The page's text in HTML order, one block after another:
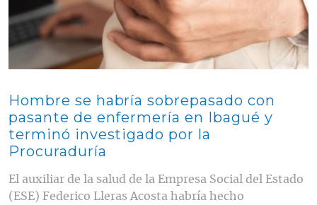
Hombre se habría sobrepasado con
pasante de enfermería en Ibagué y
terminó investigado por la
Procuraduría
El auxiliar de la salud de la Empresa Social del Estado
(ESE) Federico Lleras Acosta habría hecho